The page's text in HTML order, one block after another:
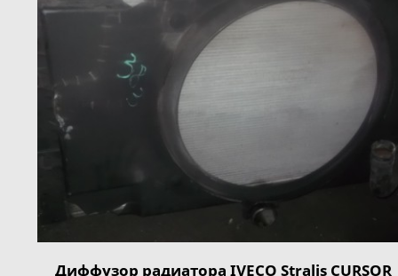
Диффузор радиатора IVECO Stralis CURSOR